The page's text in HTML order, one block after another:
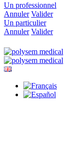
Un professionnel
Annuler Valider
Un particulier
Annuler Valider